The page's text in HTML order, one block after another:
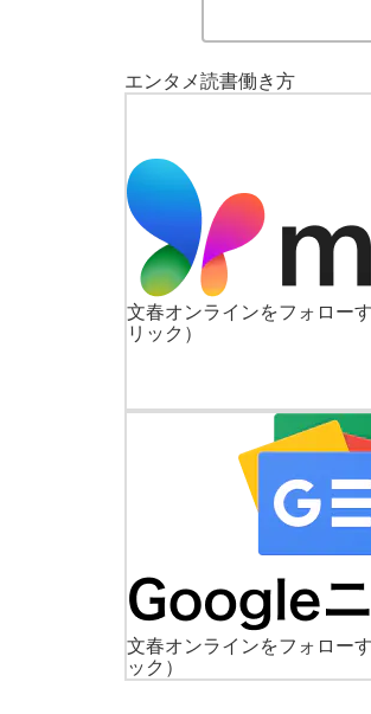
エンタメ読書働き方
文春オンラインをフォロー
リック）
文春オンラインをフォロー
ック）